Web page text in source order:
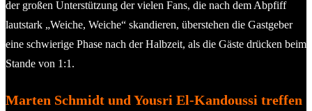
der großen Unterstützung der vielen Fans, die nach dem Abpfiff
lautstark „Weiche, Weiche“ skandieren, überstehen die Gastgeber
eine schwierige Phase nach der Halbzeit, als die Gäste drücken beim
Stande von 1:1.
Marten Schmidt und Yousri El-Kandoussi treffen